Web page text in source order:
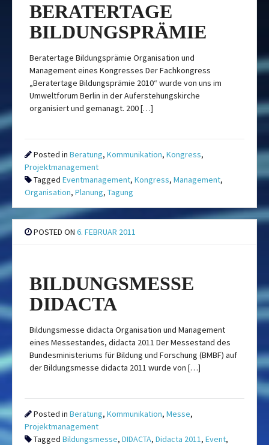
BERATERTAGE
BILDUNGSPRÄMIE
Beratertage Bildungsprämie Organisation und
Management eines Kongresses Der Fachkongress
„Beratertage Bildungsprämie 2010“ wurde von uns im
Umweltforum Berlin in der Auferstehungskirche
organisiert und gemanagt. 200 […]
Posted inBeratung,Kommunikation,Kongress,
Projektmanagement
TaggedEventmanagement,Kongress,Management,
Organisation,Planung,Tagung
POSTED ON6. FEBRUAR 2011
BILDUNGSMESSE
DIDACTA
Bildungsmesse didacta Organisation und Management
eines Messestandes, didacta 2011 Der Messestand des
Bundesministeriums für Bildung und Forschung (BMBF) auf
der Bildungsmesse didacta 2011 wurde von […]
Posted inBeratung,Kommunikation,Messe,
Projektmanagement
TaggedBildungsmesse,DIDACTA,Didacta 2011,Event,